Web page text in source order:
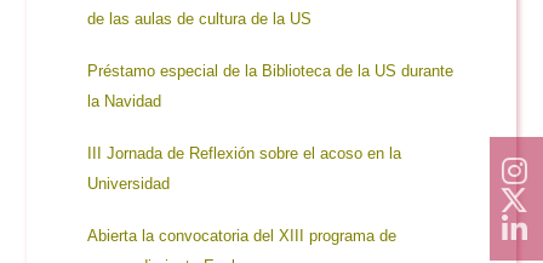
de las aulas de cultura de la US
Préstamo especial de la Biblioteca de la US durante
la Navidad
III Jornada de Reflexión sobre el acoso en la
Universidad
Abierta la convocatoria del XIII programa de